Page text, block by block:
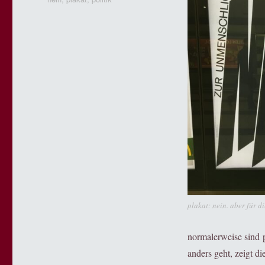
plakat: nein. aber für
normalerweise sind
anders geht, zeigt